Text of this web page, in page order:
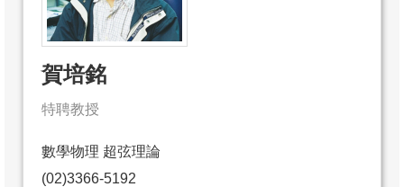
賀培銘
特聘教授
數學物理 超弦理論
(02)3366-5192